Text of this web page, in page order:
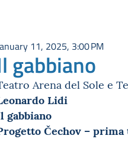
11, 2025, 3:00 PM
gabbiano
Arena del Sole e
Lidi
gabbiano
Čechov – prima